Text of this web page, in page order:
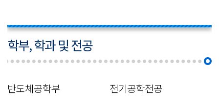
학부, 학과 및 전공
반도체공학부
전기공학전공